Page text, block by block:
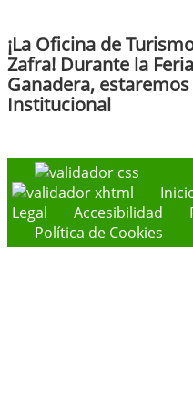
¡La Oficina de
Zafra! Durante la
Ganadera,
Institucional
Legal
Accesibilidad
Política de Cookies